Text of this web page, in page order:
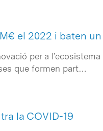
el 2022 i baten
per a
que formen part…
la COVID-19